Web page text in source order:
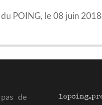
POING, le 08 juin 2018
de